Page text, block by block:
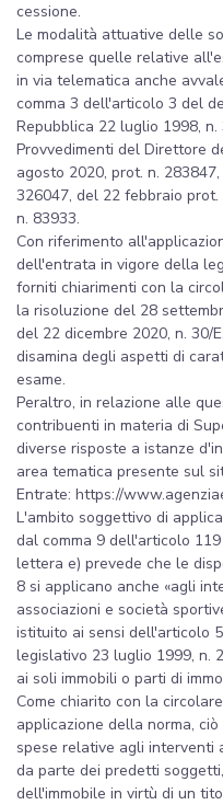
cessione.
Le modalità attuative delle
comprese quelle relative
in via telematica anche
comma 3 dell'articolo 3 del
Repubblica 22 luglio 1998,
Provvedimenti del Direttore
agosto 2020, prot. n.
326047, del 22 febbraio
n. 83933.
Con riferimento
dell'entrata in vigore della
forniti chiarimenti con la
la risoluzione del 28
del 22 dicembre 2020, n. 30/
disamina degli aspetti di
esame.
Peraltro, in relazione alle
contribuenti in materia di
diverse risposte a istanze
area tematica presente sul
Entrate: https://
L'ambito soggettivo di
dal comma 9 dell'articolo
lettera e) prevede che le
8 si applicano anche «agli
associazioni e società
istituito ai sensi dell'articolo
legislativo 23 luglio 1999, n.
ai soli immobili o parti di
Come chiarito con la
applicazione della norma,
spese relative agli interventi
da parte dei predetti
dell'immobile in virtù di un